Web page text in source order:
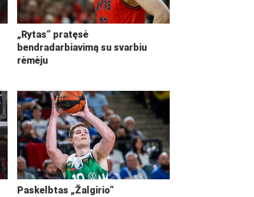
„Rytas“ pratęsė
bendradarbiavimą su svarbiu
rėmėju
Paskelbtas „Žalgirio“